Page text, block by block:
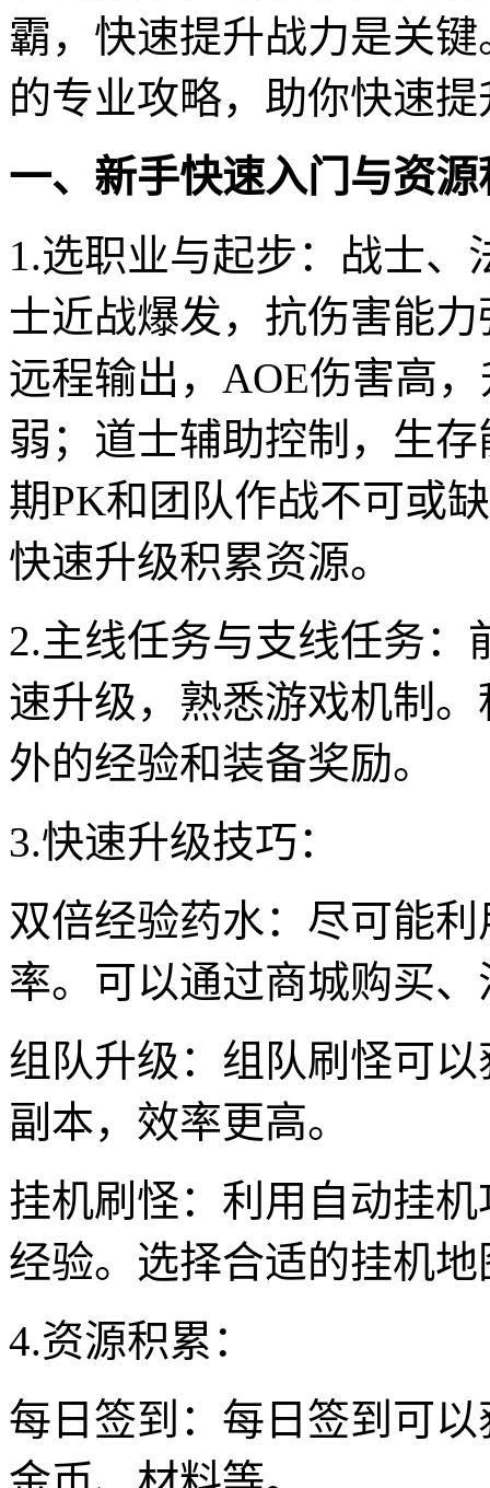
霸，快速提升战力是关
的专业攻略，助你快速
一、新手快速入门与资源
1.选职业与起步：战士
士近战爆发，抗伤害能
远程输出，AOE伤害高
弱；道士辅助控制，生
期PK和团队作战不可或
快速升级积累资源。
2.主线任务与支线任务
速升级，熟悉游戏机制
外的经验和装备奖励。
3.快速升级技巧：
双倍经验药水：尽可能
率。可以通过商城购买
组队升级：组队刷怪可
副本，效率更高。
挂机刷怪：利用自动挂
经验。选择合适的挂机
4.资源积累：
每日签到：每日签到可